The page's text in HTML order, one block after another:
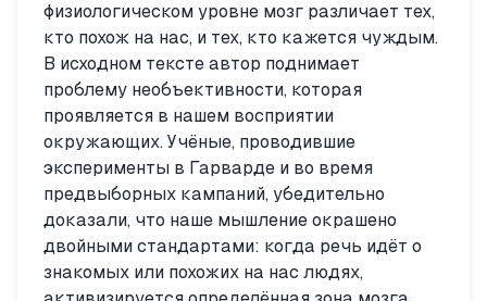
физиологическом уровне мозг различает тех,
кто похож на нас, и тех, кто кажется чуждым.
В исходном тексте автор поднимает
проблему необъективности, которая
проявляется в нашем восприятии
окружающих. Учёные, проводившие
эксперименты в Гарварде и во время
предвыборных кампаний, убедительно
доказали, что наше мышление окрашено
двойными стандартами: когда речь идёт о
знакомых или похожих на нас людях,